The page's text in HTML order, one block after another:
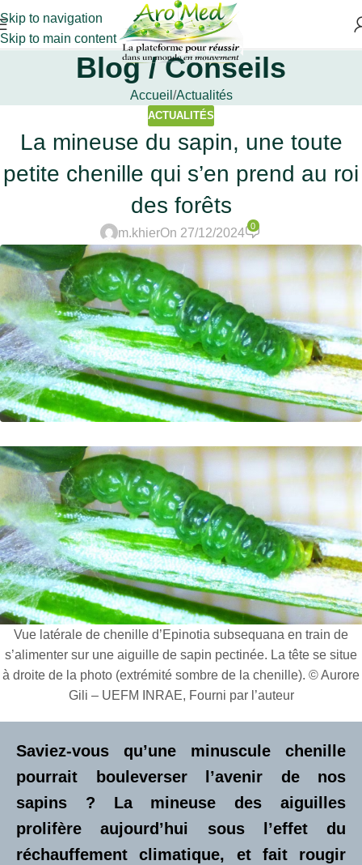
Skip to navigation
Skip to main content
Blog / Conseils
Accueil Actualités
ACTUALITÉS
La mineuse du sapin, une toute
petite chenille qui s’en prend au roi
des forêts
m.khierOn 27/12/2024
0
Vue latérale de chenille d’Epinotia subsequana en train de
s’alimenter sur une aiguille de sapin pectinée. La tête se situe
à droite de la photo (extrémité sombre de la chenille). © Aurore
Gili – UEFM INRAE, Fourni par l’auteur
Saviez-vous qu’une minuscule chenille
pourrait bouleverser l’avenir de nos
sapins ? La mineuse des aiguilles
prolifère aujourd’hui sous l’effet du
réchauffement climatique, et fait rougir